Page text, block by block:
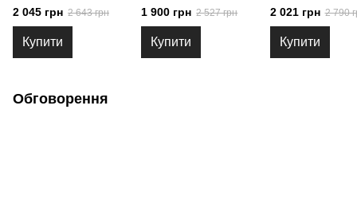
2 045 грн 2 643 грн
Купити
Тестер, Франція
1 900 грн 2 527 грн
Купити
Франція
2 021 грн 2 790
Купити
Обговорення